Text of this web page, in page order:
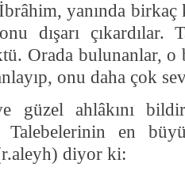
yanında birkaç
dışarı çıkardılar.
Orada bulunanlar,
onu daha çok
güzel ahlâkını
Talebelerinin en
diyor ki: